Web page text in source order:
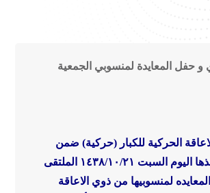
و حفل المعايدة لمنسوبي الجمعية
الحركية للكبار (حركية) ضمن
السبت ١٤٣٨/١٠/٢١
الملتقى
لمنسوبيها من ذوي الاعاقة